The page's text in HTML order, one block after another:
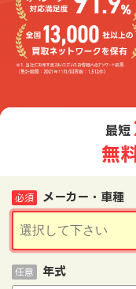
最短
無
メーカー・車種
必須
年式
任意